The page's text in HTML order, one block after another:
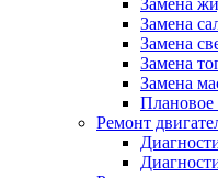
Замена
Замена
Замена
Замена
Замена
Ремонт